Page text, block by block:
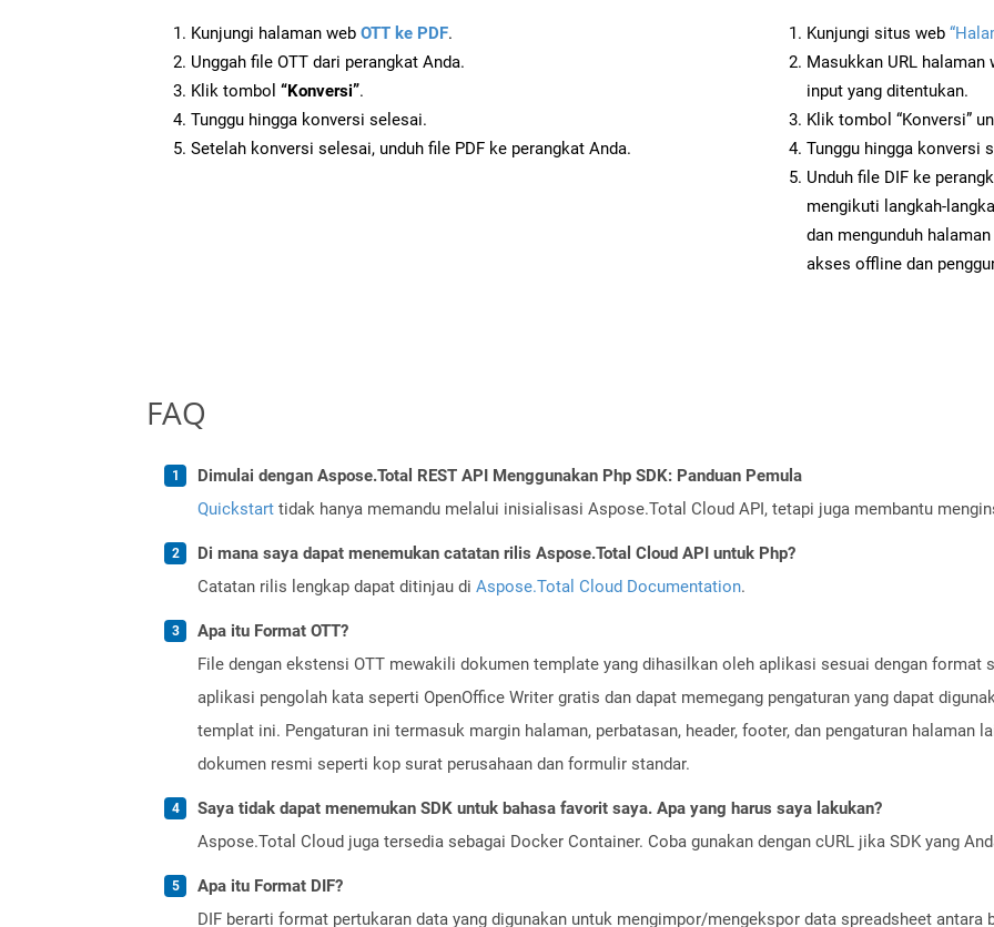
Kunjungi halaman web OTT ke PDF.
Unggah file OTT dari perangkat Anda.
Klik tombol “Konversi”.
Tunggu hingga konversi selesai.
Setelah konversi selesai, unduh file PDF ke perangkat Anda.
Kunjungi situs web
Masukkan URL
input yang ditentukan.
Klik tombol “Konversi”
Tunggu hingga konversi
Unduh file DIF ke
mengikuti langkah-
dan mengunduh
akses offline dan
FAQ
Dimulai dengan Aspose.Total REST API Menggunakan Php SDK: Panduan Pemula
Quickstart tidak hanya memandu melalui inisialisasi Aspose.Total Cloud API, tetapi juga membantu
Di mana saya dapat menemukan catatan rilis Aspose.Total Cloud API untuk Php?
Catatan rilis lengkap dapat ditinjau di Aspose.Total Cloud Documentation.
Apa itu Format OTT?
File dengan ekstensi OTT mewakili dokumen template yang dihasilkan oleh aplikasi sesuai dengan format
aplikasi pengolah kata seperti OpenOffice Writer gratis dan dapat memegang pengaturan yang dapat
templat ini. Pengaturan ini termasuk margin halaman, perbatasan, header, footer, dan pengaturan halaman
dokumen resmi seperti kop surat perusahaan dan formulir standar.
Saya tidak dapat menemukan SDK untuk bahasa favorit saya. Apa yang harus saya lakukan?
Aspose.Total Cloud juga tersedia sebagai Docker Container. Coba gunakan dengan cURL jika SDK yang
Apa itu Format DIF?
DIF berarti format pertukaran data yang digunakan untuk mengimpor/mengekspor data spreadsheet